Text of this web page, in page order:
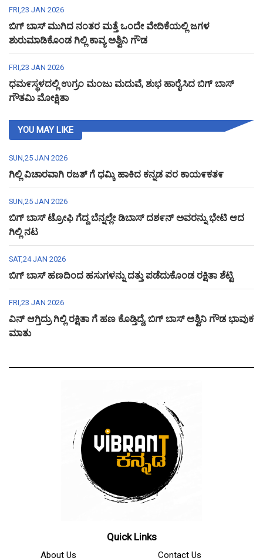
FRI,23 JAN 2026
ಬಿಗ್ ಬಾಸ್ ಮುಗಿದ ನಂತರ ಮತ್ತೆ ಒಂದೇ ವೇದಿಕೆಯಲ್ಲಿ ಜಗಳ
ಶುರುಮಾಡಿಕೊಂಡ ಗಿಲ್ಲಿ ಕಾವ್ಯ ಅಶ್ವಿನಿ ಗೌಡ
FRI,23 JAN 2026
ಧಮ೯ಸ್ಥಳದಲ್ಲಿ ಉಗ್ರಂ ಮಂಜು ಮದುವೆ, ಶುಭ ಹಾರೈಸಿದ ಬಿಗ್ ಬಾಸ್
ಗೌತಮಿ ಮೋಕ್ಷಿತಾ
YOU MAY LIKE
SUN,25 JAN 2026
ಗಿಲ್ಲಿ ವಿಚಾರವಾಗಿ ರಜತ್ ಗೆ ಧಮ್ಕಿ ಹಾಕಿದ ಕನ್ನಡ ಪರ ಕಾಯ೯ಕತ೯
SUN,25 JAN 2026
ಬಿಗ್ ಬಾಸ್ ಟ್ರೋಫಿ ಗೆದ್ದ ಬೆನ್ನಲ್ಲೇ ಡಿಬಾಸ್ ದಶ೯ನ್ ಅವರನ್ನು ಭೇಟಿ ಆದ
ಗಿಲ್ಲಿ ನಟ
SAT,24 JAN 2026
ಬಿಗ್ ಬಾಸ್ ಹಣದಿಂದ ಹಸುಗಳನ್ನು ದತ್ತು ಪಡೆದುಕೊಂಡ ರಕ್ಷಿತಾ ಶೆಟ್ಟಿ
FRI,23 JAN 2026
ವಿನ್ ಆಗ್ತಿದ್ರು ಗಿಲ್ಲಿ ರಕ್ಷಿತಾ ಗೆ ಹಣ ಕೊಡ್ತಿದ್ದೆ, ಬಿಗ್ ಬಾಸ್ ಅಶ್ವಿನಿ ಗೌಡ ಭಾವುಕ
ಮಾತು
Quick Links
About Us Contact Us